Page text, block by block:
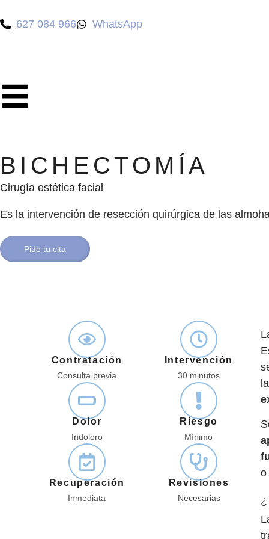
627 084 966 WhatsApp
BICHECTOMÍA
Cirugía estética facial
Es la intervención de resección quirúrgica de las
Pide tu cita
Contratación
Consulta previa
Intervención
30 minutos
Dolor
Indoloro
Riesgo
Mínimo
Recuperación
Inmediata
Revisiones
Necesarias
o